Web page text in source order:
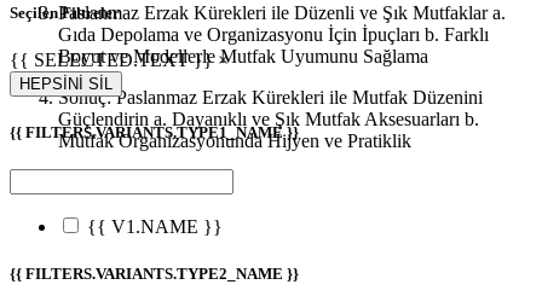
Paslanmaz Erzak Kürekleri ile Düzenli ve Şık Mutfaklar a.
Gıda Depolama ve Organizasyonu İçin İpuçları b. Farklı
Boyut ve Modellerle Mutfak Uyumunu Sağlama
Sonuç: Paslanmaz Erzak Kürekleri ile Mutfak Düzenini
Güçlendirin a. Dayanıklı ve Şık Mutfak Aksesuarları b.
Mutfak Organizasyonunda Hijyen ve Pratiklik
Seçilen Filtreler
{{ SELECTED.TEXT }} ×
HEPSİNİ SİL
{{ FILTERS.VARIANTS.TYPE1_NAME }}
{{ V1.NAME }}
{{ FILTERS.VARIANTS.TYPE2_NAME }}